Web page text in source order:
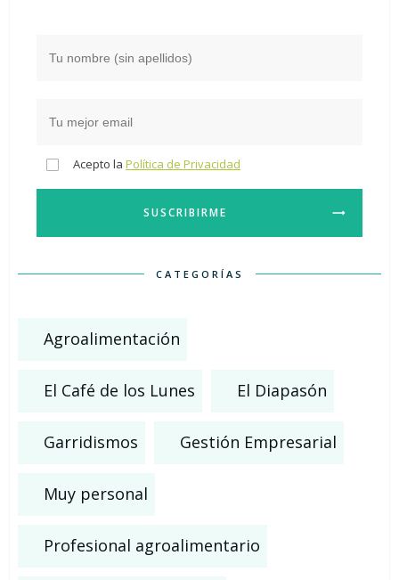
Acepto la Política de Privacidad
SUSCRIBIRME
CATEGORÍAS
Agroalimentación
El Café de los Lunes El Diapasón
Garridismos Gestión Empresarial
Muy personal
Profesional agroalimentario